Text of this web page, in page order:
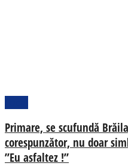
Primare, se scufundă
corespunzător, nu doar
”Eu asfaltez !”